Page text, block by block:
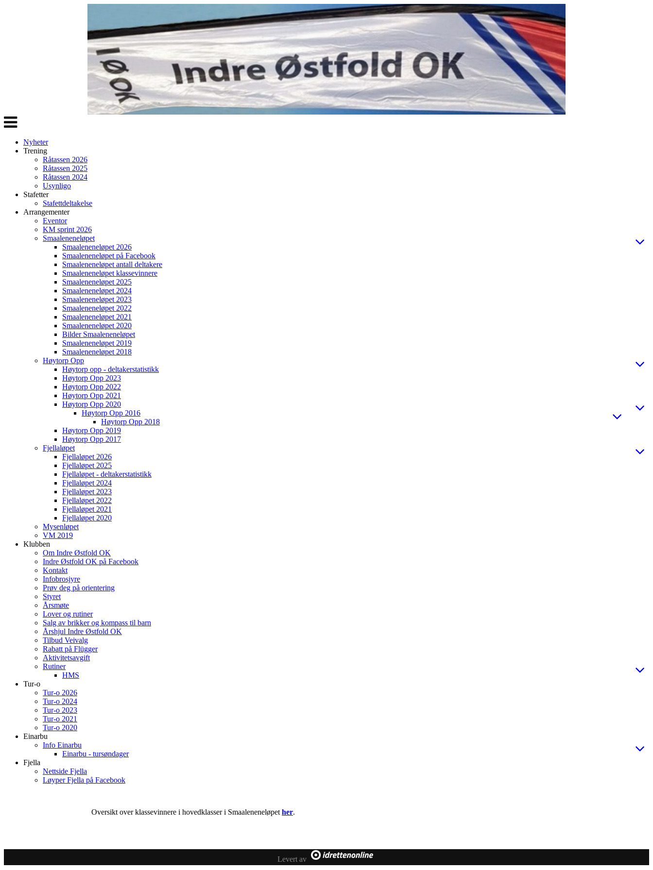
Veksle
navigasjon
Nyheter
Trening
Råtassen 2026
Råtassen 2025
Råtassen 2024
Usynligo
Stafetter
Stafettdeltakelse
Arrangementer
Eventor
KM sprint 2026
Smaaleneneløpet
Smaaleneneløpet 2026
Smaaleneneløpet på Facebook
Smaaleneneløpet antall deltakere
Smaaleneneløpet klassevinnere
Smaaleneneløpet 2025
Smaaleneneløpet 2024
Smaaleneneløpet 2023
Smaaleneneløpet 2022
Smaaleneneløpet 2021
Smaaleneneløpet 2020
Bilder Smaaleneneløpet
Smaaleneneløpet 2019
Smaaleneneløpet 2018
Høytorp Opp
Høytorp opp - deltakerstatistikk
Høytorp Opp 2023
Høytorp Opp 2022
Høytorp Opp 2021
Høytorp Opp 2020
Høytorp Opp 2016
Høytorp Opp 2018
Høytorp Opp 2019
Høytorp Opp 2017
Fjellaløpet
Fjellaløpet 2026
Fjellaløpet 2025
Fjellaløpet - deltakerstatistikk
Fjellaløpet 2024
Fjellaløpet 2023
Fjellaløpet 2022
Fjellaløpet 2021
Fjellaløpet 2020
Mysenløpet
VM 2019
Klubben
Om Indre Østfold OK
Indre Østfold OK på Facebook
Kontakt
Infobrosjyre
Prøv deg på orientering
Styret
Årsmøte
Lover og rutiner
Salg av brikker og kompass til barn
Årshjul Indre Østfold OK
Tilbud Veivalg
Rabatt på Flügger
Aktivitetsavgift
Rutiner
HMS
Tur-o
Tur-o 2026
Tur-o 2024
Tur-o 2023
Tur-o 2021
Tur-o 2020
Einarbu
Info Einarbu
Einarbu - tursøndager
Fjella
Nettside Fjella
Løyper Fjella på Facebook
Oversikt over klassevinnere i hovedklasser i Smaaleneneløpet her.
Levert av